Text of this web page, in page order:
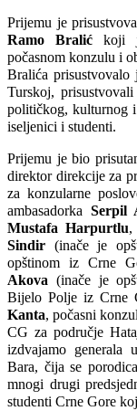
Prijemu je
Ramo Bralićkoji je
počasnom konzulu i
Bralića prisustvovalo
Turskoj,
političkog, kulturnog
iseljenici i studenti.
Prijemu je bio
direktor direkcije za
za konzularne
ambasadorka Serpil
Mustafa Harpurtlu,
Sindir (inače je
opštinom iz Crne
Akova (inače je
Bijelo Polje iz Crne
Kanta, počasni
CG za područje
izdvajamo generala
Bara, čija se
mnogi drugi
studenti Crne Gore